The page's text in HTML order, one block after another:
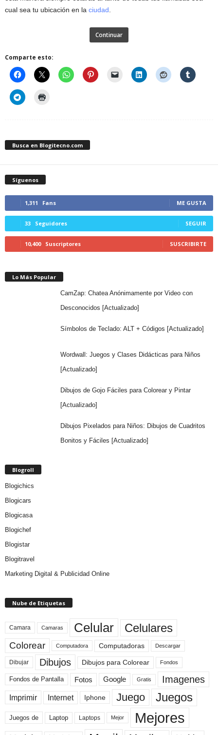
cual sea tu ubicación en la ciudad.
Continuar
Comparte esto:
Busca en Blogitecno.com
Síguenos
1,311 Fans ME GUSTA
33 Seguidores SEGUIR
10,400 Suscriptores SUSCRIBIRTE
Lo Más Popular
CamZap: Chatea Anónimamente por Video con
Desconocidos [Actualizado]
Símbolos de Teclado: ALT + Códigos [Actualizado]
Wordwall: Juegos y Clases Didácticas para Niños
[Actualizado]
Dibujos de Gojo Fáciles para Colorear y Pintar
[Actualizado]
Dibujos Pixelados para Niños: Dibujos de Cuadritos
Bonitos y Fáciles [Actualizado]
Blogroll
Blogichics
Blogicars
Blogicasa
Blogichef
Blogistar
Blogitravel
Marketing Digital & Publicidad Online
Nube de Etiquetas
Camara Camaras Celular Celulares
Colorear Computadora Computadoras Descargar
Dibujar Dibujos Dibujos para Colorear Fondos
Fondos de Pantalla Fotos Google Gratis Imagenes
Imprimir Internet Iphone Juego Juegos
Juegos de Laptop Laptops Mejor Mejores